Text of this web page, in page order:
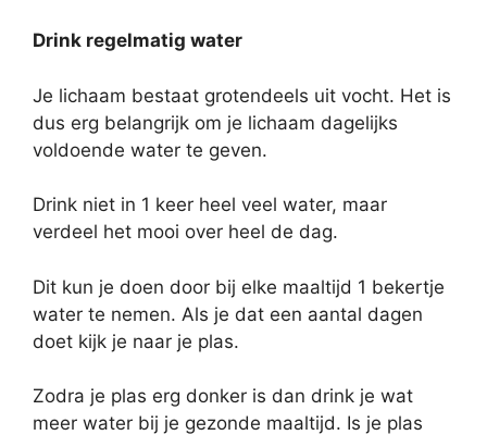
Drink regelmatig water
Je lichaam bestaat grotendeels uit vocht. Het is
dus erg belangrijk om je lichaam dagelijks
voldoende water te geven.
Drink niet in 1 keer heel veel water, maar
verdeel het mooi over heel de dag.
Dit kun je doen door bij elke maaltijd 1 bekertje
water te nemen. Als je dat een aantal dagen
doet kijk je naar je plas.
Zodra je plas erg donker is dan drink je wat
meer water bij je gezonde maaltijd. Is je plas